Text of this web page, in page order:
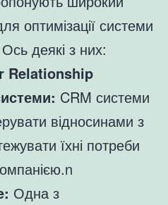
оптимізації системи
деякі з них:
Relationship
CRM системи
відносинами з
їхні потреби
Одна з